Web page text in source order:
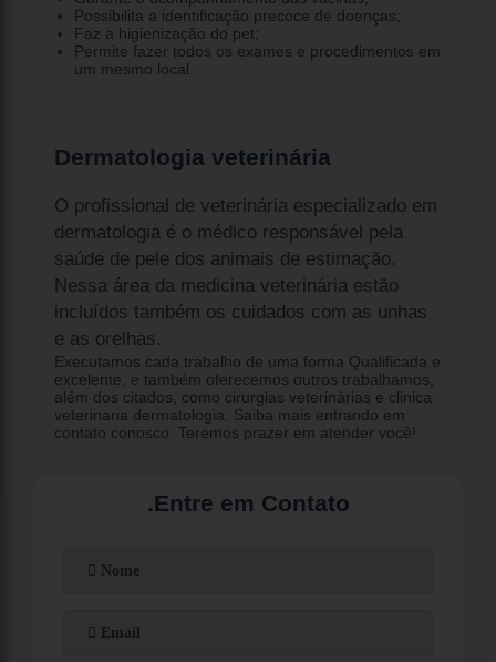
Possibilita a identificação precoce de doenças;
Faz a higienização do pet;
Permite fazer todos os exames e procedimentos em
um mesmo local.
Dermatologia veterinária
O profissional de veterinária especializado em
dermatologia é o médico responsável pela
saúde de pele dos animais de estimação.
Nessa área da medicina veterinária estão
incluídos também os cuidados com as unhas
e as orelhas.
Executamos cada trabalho de uma forma Qualificada e
excelente, e também oferecemos outros trabalhamos,
além dos citados, como cirurgias veterinárias e clinica
veterinaria dermatologia. Saiba mais entrando em
contato conosco. Teremos prazer em atender você!
.Entre em Contato